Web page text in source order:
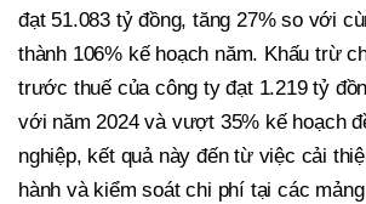
đạt 51.083 tỷ đồng, tăng 27% so với
thành 106% kế hoạch năm. Khấu trừ
trước thuế của công ty đạt 1.219 tỷ
với năm 2024 và vượt 35% kế hoạch
nghiệp, kết quả này đến từ việc cải
hành và kiểm soát chi phí tại các